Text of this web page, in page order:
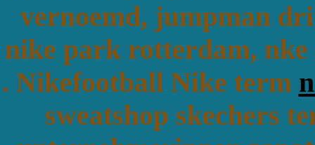
vernoemd, jumpman
nike park rotterdam, nke
. Nikefootball Nike term
sweatshop skechers